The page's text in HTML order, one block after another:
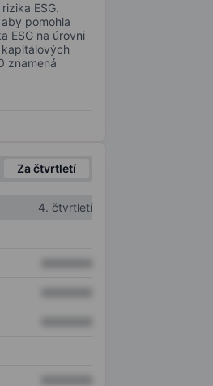
ESG.
pomohla
ESG na úrovni
znamená
Za čtvrtletí
4. čtvrtletí